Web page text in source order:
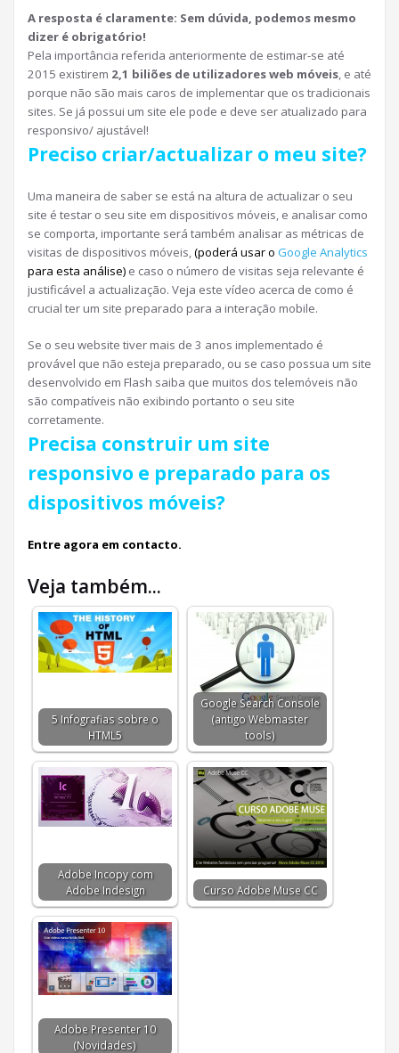
A resposta é claramente: Sem dúvida, podemos mesmo
dizer é obrigatório!
Pela importância referida anteriormente de estimar-se até
2015 existirem 2,1 biliões de utilizadores web móveis, e até
porque não são mais caros de implementar que os tradicionais
sites. Se já possui um site ele pode e deve ser atualizado para
responsivo/ ajustável!
Preciso criar/actualizar o meu site?
Uma maneira de saber se está na altura de actualizar o seu
site é testar o seu site em dispositivos móveis, e analisar como
se comporta, importante será também analisar as métricas de
visitas de dispositivos móveis,(poderá usar o Google Analytics
para esta análise) e caso o número de visitas seja relevante é
justificável a actualização. Veja este vídeo acerca de como é
crucial ter um site preparado para a interação mobile.
Se o seu website tiver mais de 3 anos implementado é
provável que não esteja preparado, ou se caso possua um site
desenvolvido em Flash saiba que muitos dos telemóveis não
são compatíveis não exibindo portanto o seu site
corretamente.
Precisa construir um site
responsivo e preparado para os
dispositivos móveis?
Entre agora em contacto.
Veja também...
5 Infografias sobre o
HTML5
Google Search Console
(antigo Webmaster
tools)
Adobe Incopy com
Adobe Indesign
Curso Adobe Muse CC
Adobe Presenter 10
(Novidades)